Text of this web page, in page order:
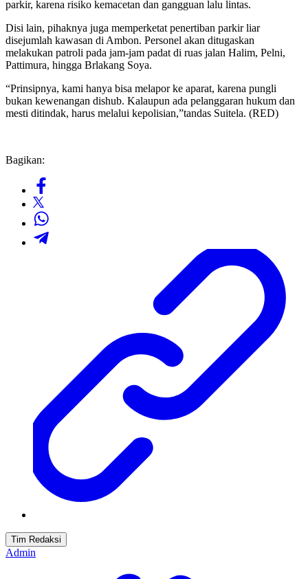
parkir, karena risiko kemacetan dan gangguan lalu lintas.
Disi lain, pihaknya juga memperketat penertiban parkir liar
disejumlah kawasan di Ambon. Personel akan ditugaskan
melakukan patroli pada jam-jam padat di ruas jalan Halim, Pelni,
Pattimura, hingga Brlakang Soya.
“Prinsipnya, kami hanya bisa melapor ke aparat, karena pungli
bukan kewenangan dishub. Kalaupun ada pelanggaran hukum dan
mesti ditindak, harus melalui kepolisian,”tandas Suitela. (RED)
Bagikan:
Tim Redaksi
Admin